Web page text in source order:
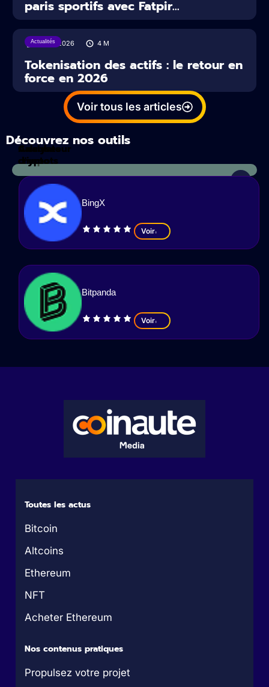
paris sportifs avec Fatpir...
Actualités
16/07/2026 4 M
Tokenisation des actifs : le retour en
force en 2026
Voir tous les articles
Découvrez nos outils
Calculateur
d'impots
Analyses
crypto
BingX
Voir
Bitpanda
Voir
Toutes les actus
Bitcoin
Altcoins
Ethereum
NFT
Acheter Ethereum
Nos contenus pratiques
Propulsez votre projet